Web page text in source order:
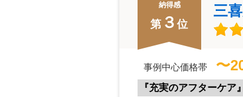
納得感
第 ３ 位
三
事例中心価格帯 〜
『充実のアフターケア